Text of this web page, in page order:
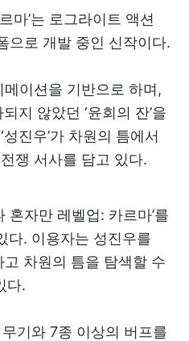
마’는 로그라이트 액션
으로 개발 중인 신작이다.
메이션을 기반으로 하며,
지 않았던 ‘윤회의 잔’을
진우’가 차원의 틈에서
쟁 서사를 담고 있다.
혼자만 레벨업: 카르마’를
다. 이용자는 성진우를
차원의 틈을 탐색할 수
다.
기와 7종 이상의 버프를